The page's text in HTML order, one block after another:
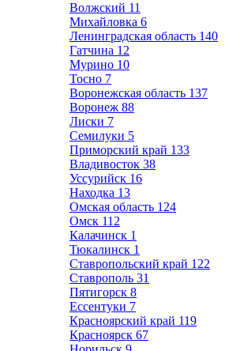
Волжский 11
Михайловка 6
Ленинградская область 140
Гатчина 12
Мурино 10
Тосно 7
Воронежская область 137
Воронеж 88
Лиски 7
Семилуки 5
Приморский край 133
Владивосток 38
Уссурийск 16
Находка 13
Омская область 124
Омск 112
Калачинск 1
Тюкалинск 1
Ставропольский край 122
Ставрополь 31
Пятигорск 8
Ессентуки 7
Красноярский край 119
Красноярск 67